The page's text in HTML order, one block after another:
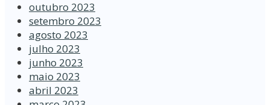
outubro 2023
setembro 2023
agosto 2023
julho 2023
junho 2023
maio 2023
abril 2023